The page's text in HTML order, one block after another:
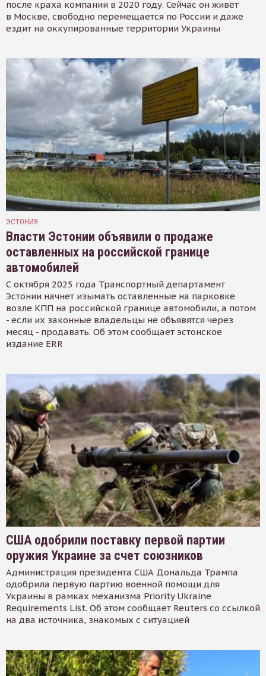
после краха компании в 2020 году. Сейчас он живёт
в Москве, свободно перемещается по России и даже
ездит на оккупированные территории Украины
ЭСТОНИЯ
Власти Эстонии объявили о продаже
оставленных на российской границе
автомобилей
С октября 2025 года Транспортный департамент
Эстонии начнет изымать оставленные на парковке
возле КПП на российской границе автомобили, а потом
- если их законные владельцы не объявятся через
месяц - продавать. Об этом сообщает эстонское
издание ERR
США одобрили поставку первой партии
оружия Украине за счет союзников
Администрация президента США Дональда Трампа
одобрила первую партию военной помощи для
Украины в рамках механизма Priority Ukraine
Requirements List. Об этом сообщает Reuters со ссылкой
на два источника, знакомых с ситуацией